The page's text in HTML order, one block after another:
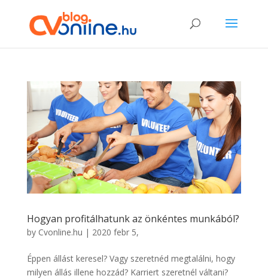
Hogyan profitálhatunk az önkéntes munkából?
by Cvonline.hu | 2020 febr 5,
Éppen állást keresel? Vagy szeretnéd megtalálni, hogy
milyen állás illene hozzád? Karriert szeretnél váltani?